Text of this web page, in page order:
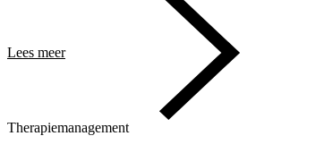
Lees meer
Therapiemanagement